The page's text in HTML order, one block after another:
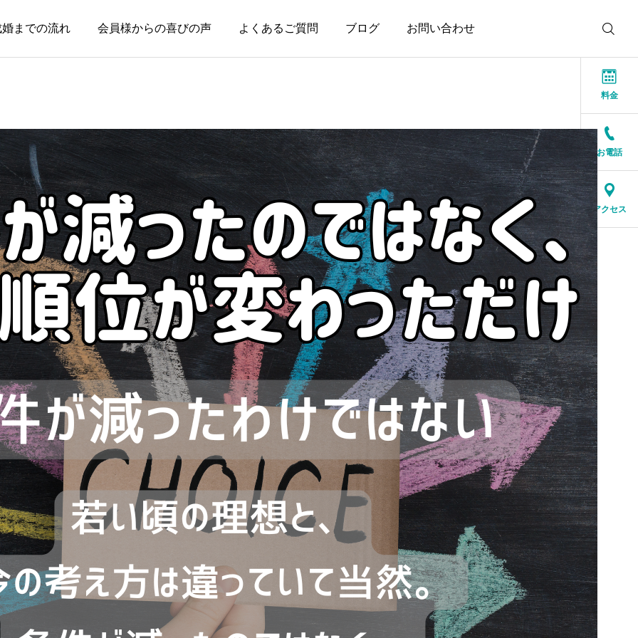
までの流れ 会員様からの喜びの声 よくあるご質問 ブログ お問い合わせ
お知らせ
親のためではなく、自分
の幸せのために婚活して
いい
2026.08.03
お知らせ
本当に大切なのは、話が
盛り上がることではなく
安心できること
2026.07.20
お知らせ
結婚相談所に来る人は、
特別な人ではありません
2026.07.17
お知らせ
人生の後半だからこそ、
一緒に笑える人が大切
2026.07.16
料金
お電話
アクセス